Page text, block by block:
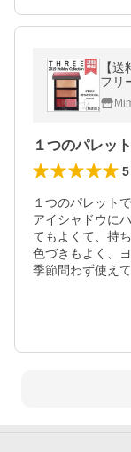
【
フリ
5
１つのパレット
アイシャドウに
てもよくて、持
色づきもよく、
季節問わず使え